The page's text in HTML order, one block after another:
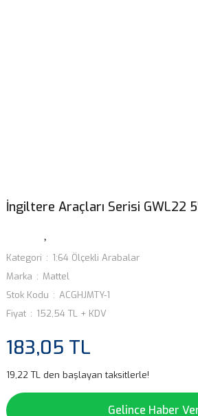
İngiltere Araçları Serisi GWL22
Kategori
1:64 Ölçekli Arabalar
Marka
Mattel
Stok Kodu
ACGHJMTY-1
Fiyat
152,54 TL + KDV
183,05 TL
19,22 TL den başlayan taksitlerle!
Gelince Haber